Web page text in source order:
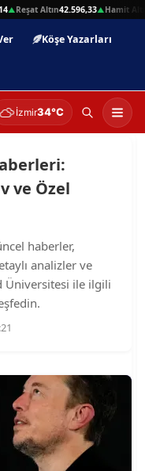
▲Reşat Altın42.596,33▲Hamit
Köşe Yazarları
İzmir34°C
ve Özel
haberler,
analizler ve
Üniversitesi ile ilgili